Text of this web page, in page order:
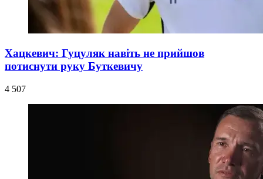
Хацкевич: Гуцуляк навіть не прийшов
потиснути руку Буткевичу
4 507